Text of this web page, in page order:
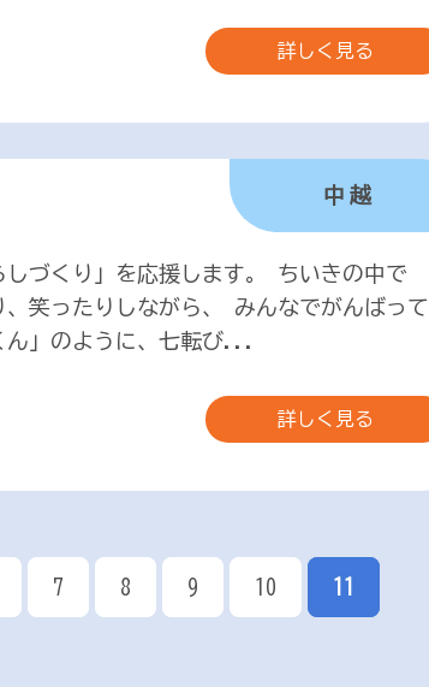
詳しく見る
中越
づくり」を応援します。 ちいきの中で
笑ったりしながら、 みんなでがんばって
ん」のように、七転び...
詳しく見る
7 8 9 10 11